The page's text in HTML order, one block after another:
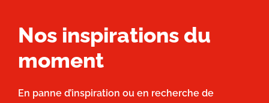
Nos inspirations du
moment
En panne d’inspiration ou en recherche de